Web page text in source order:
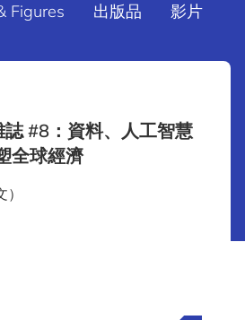
Figures 出版品 影片
#8：資料、人工智慧
球經濟